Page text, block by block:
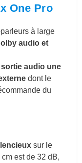
One Pro
à large
audio et
audio une
dont le
du
sur le
est de 32 dB,